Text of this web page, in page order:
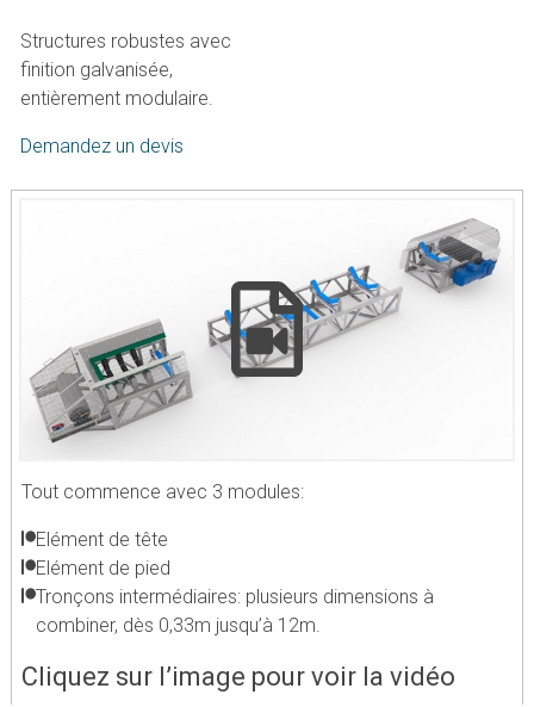
Structures robustes avec
finition galvanisée,
entièrement modulaire.
Demandez un devis
Tout commence avec 3 modules:
Elément de tête
Elément de pied
Tronçons intermédiaires: plusieurs dimensions à
combiner, dès 0,33m jusqu’à 12m.
Cliquez sur l’image pour voir la vidéo